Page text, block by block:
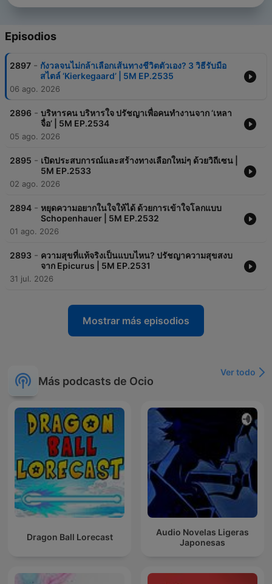
Episodios
2897 - กังวลจนไม่กล้าเลือกเส้นทางชีวิตตัวเอง? 3 วิธีรับมือ
สไตล์ ‘Kierkegaard’ | 5M EP.2535
06 ago. 2026
2896 - บริหารคน บริหารใจ ปรัชญาเพื่อคนทำงานจาก ‘เหลา
จื่อ’ | 5M EP.2534
05 ago. 2026
2895 - เปิดประสบการณ์และสร้างทางเลือกใหม่ๆ ด้วยวิถีเซน |
5M EP.2533
02 ago. 2026
2894 - หยุดความอยากในใจให้ได้ ด้วยการเข้าใจโลกแบบ
Schopenhauer | 5M EP.2532
01 ago. 2026
2893 - ความสุขที่แท้จริงเป็นแบบไหน? ปรัชญาความสุขสงบ
จาก Epicurus | 5M EP.2531
31 jul. 2026
Mostrar más episodios
Más podcasts de Ocio
Ver todo
Dragon Ball Lorecast
Audio Novelas Ligeras
Japonesas